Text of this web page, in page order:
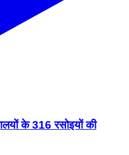
के 316 रसोइयों की